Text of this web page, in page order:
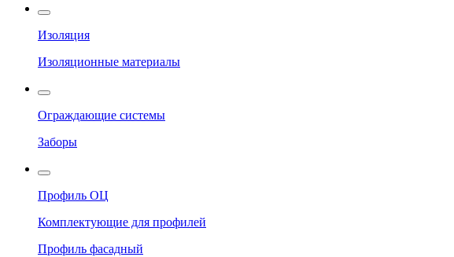
Изоляция
Изоляционные материалы
Ограждающие системы
Заборы
Профиль ОЦ
Комплектующие для профилей
Профиль фасадный